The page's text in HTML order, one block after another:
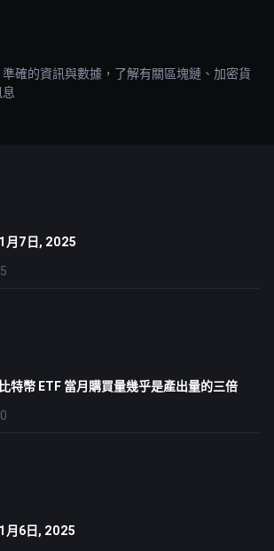
確的資訊與數據，了解有關區塊鏈、加密貨
月7日, 2025
特幣 ETF 當月購買量幾乎是產出量的三倍
月6日, 2025